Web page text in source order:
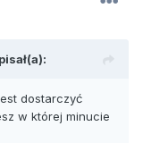
dostarczyć
w której minucie